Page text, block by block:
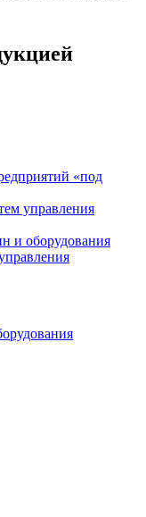
«под
управления
и оборудования